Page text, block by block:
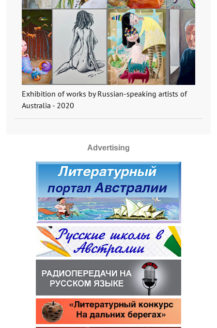
Exhibition of works by Russian-speaking artists of
Australia - 2020
Advertising